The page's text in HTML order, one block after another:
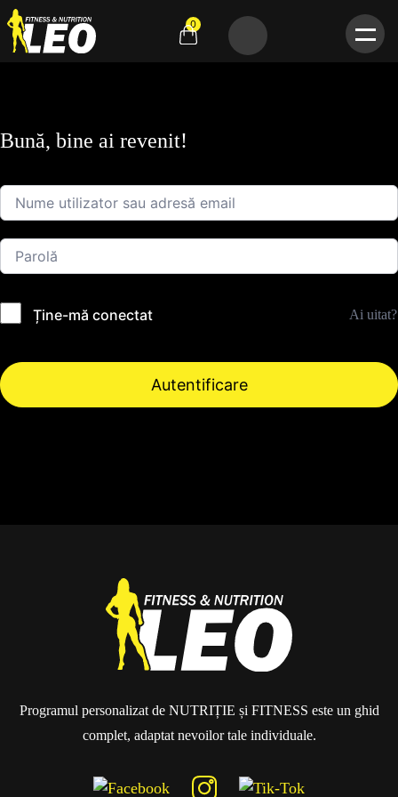
0
Bună, bine ai revenit!
Ține-mă conectat Ai uitat?
Autentificare
Programul personalizat de NUTRIȚIE și FITNESS este un ghid
complet, adaptat nevoilor tale individuale.